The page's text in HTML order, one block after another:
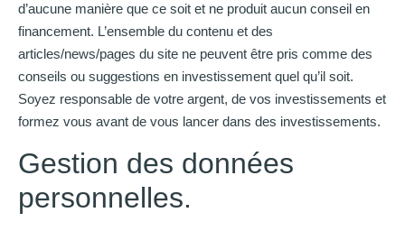
d’aucune manière que ce soit et ne produit aucun conseil en
financement. L’ensemble du contenu et des
articles/news/pages du site ne peuvent être pris comme des
conseils ou suggestions en investissement quel qu’il soit.
Soyez responsable de votre argent, de vos investissements et
formez vous avant de vous lancer dans des investissements.
Gestion des données
personnelles.